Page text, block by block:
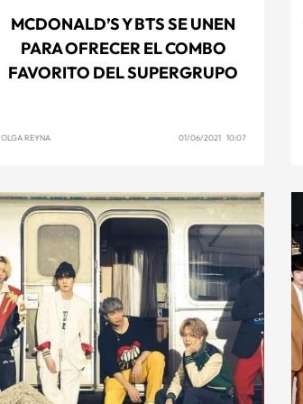
MCDONALD’S Y BTS SE UNEN
PARA OFRECER EL COMBO
FAVORITO DEL SUPERGRUPO
OLGA REYNA 01/06/2021 10:07